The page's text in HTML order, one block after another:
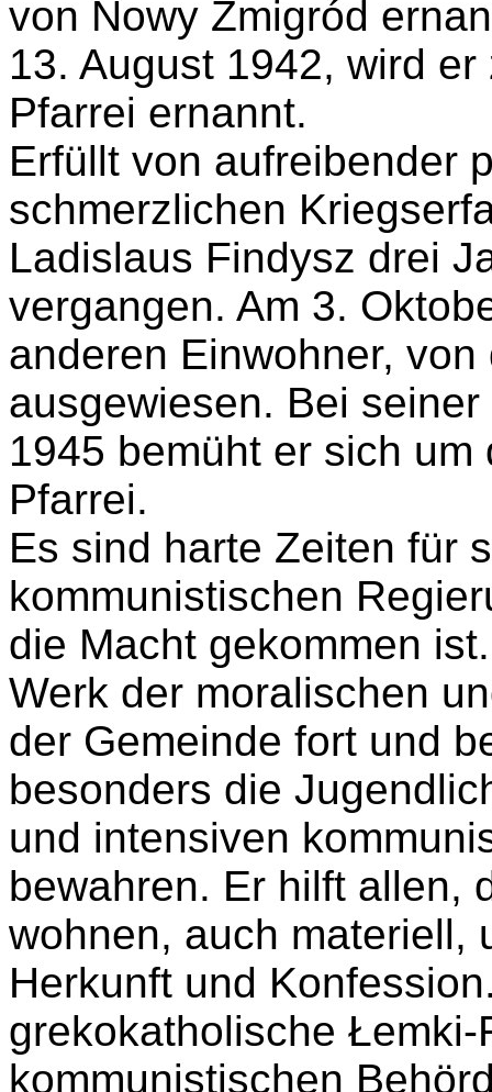
von Nowy Żmigród
13. August 1942, wird
Pfarrei ernannt.
Erfüllt von aufreibender
schmerzlichen
Ladislaus Findysz drei
vergangen. Am 3.
anderen Einwohner,
ausgewiesen. Bei
1945 bemüht er sich
Pfarrei.
Es sind harte Zeiten für
kommunistischen
die Macht gekommen
Werk der moralischen
der Gemeinde fort und
besonders die
und intensiven
bewahren. Er hilft allen,
wohnen, auch materiell,
Herkunft und
grekokatholische
kommunistischen